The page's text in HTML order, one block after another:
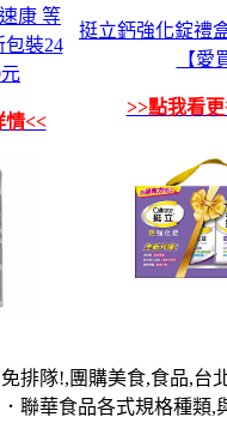
康 等
包裝24
情<<
挺立鈣強化錠禮
【愛
>>點我看
排隊!,團購美食,食品,台
聯華食品各式規格種類,